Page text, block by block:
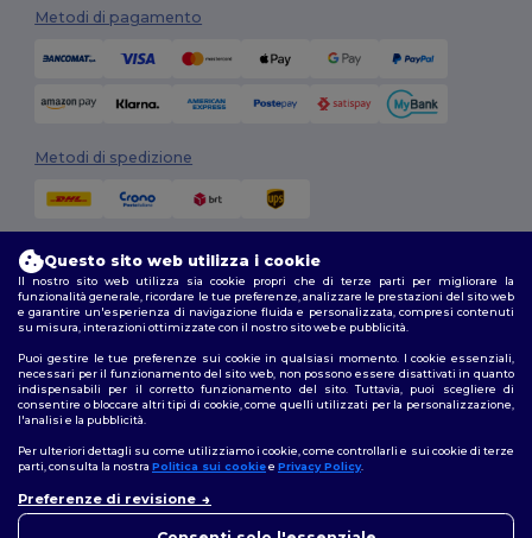
Metodi di pagamento
Metodi di spedizione
2026. Tutti i diritti riservati
Termini e Condizioni|Politica di personalizzazione|Informativa sulla
privacy |Politica sui cookie| Site Map
Seguici
Roma|Milano|Napoli|Torino|Palermo|Genova|Bologna|Firenze
Questo sito web utilizza i cookie
Il nostro sito web utilizza sia cookie propri che di terze parti per migliorare la
funzionalità generale, ricordare le tue preferenze, analizzare le prestazioni del sito web
e garantire un'esperienza di navigazione fluida e personalizzata, compresi contenuti
su misura, interazioni ottimizzate con il nostro sito web e pubblicità.
Puoi gestire le tue preferenze sui cookie in qualsiasi momento. I cookie essenziali,
necessari per il funzionamento del sito web, non possono essere disattivati in quanto
indispensabili per il corretto funzionamento del sito. Tuttavia, puoi scegliere di
consentire o bloccare altri tipi di cookie, come quelli utilizzati per la personalizzazione,
l'analisi e la pubblicità.
Per ulteriori dettagli su come utilizziamo i cookie, come controllarli e sui cookie di terze
parti, consulta la nostra Politica sui cookiee Privacy Policy.
Preferenze di revisione